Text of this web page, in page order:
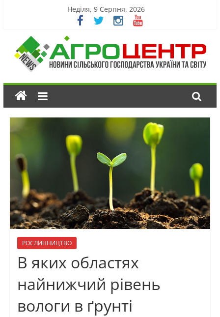
Неділя, 9 Серпня, 2026
РОСЛИННИЦТВО
В яких областях
найнижчий рівень
вологи в ґрунті